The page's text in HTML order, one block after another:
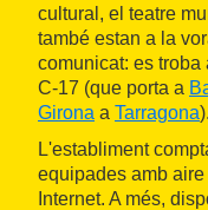
cultural, el teatre
també estan a la
comunicat: es troba
C-17 (que porta a
Girona a Tarragona).
L'establiment
equipades amb
Internet. A més,